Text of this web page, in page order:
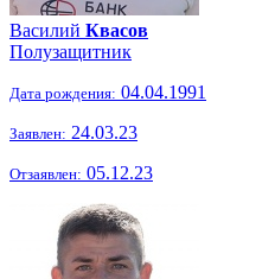
Василий Квасов
Полузащитник
Дата рождения: 04.04.1991
Заявлен: 24.03.23
Отзаявлен: 05.12.23